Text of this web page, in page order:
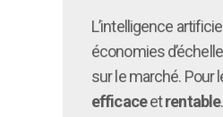
L’intelligence
économies
sur le marché. Pour
efficaceetrentable.